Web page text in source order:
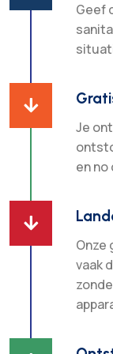
Geef

Je
en no

vaak